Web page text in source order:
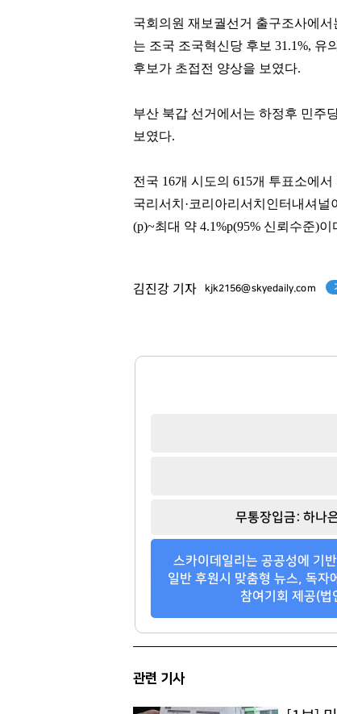
국회의원 재보궐선거 출구조사에
는 조국 조국혁신당 후보 31.1%, 유
후보가 초접전 양상을 보였다.
부산 북갑 선거에서는 하정후 민주
보였다.
전국 16개 시도의 615개 투표소에
국리서치·코리아리서치인터내셔
(p)~최대 약 4.1%p(95% 신뢰수준)이
김진강 기자 kjk2156@skyedaily.com
무통장입금: 하나
스카이데일리는 공공성에 기
일반 후원시 맞춤형 뉴스, 독자
참여기회 제공(법
관련 기사